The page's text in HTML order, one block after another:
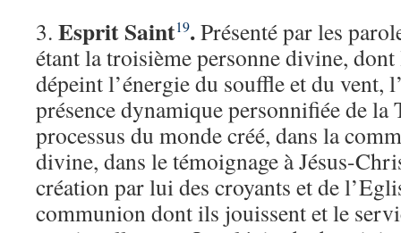
3. Esprit Saint19.Présenté par les
étant la troisième personne divine,
dépeint l’énergie du souffle et du vent,
présence dynamique personnifiée de la
processus du monde créé, dans la
divine, dans le témoignage à Jésus-
création par lui des croyants et de
communion dont ils jouissent et le